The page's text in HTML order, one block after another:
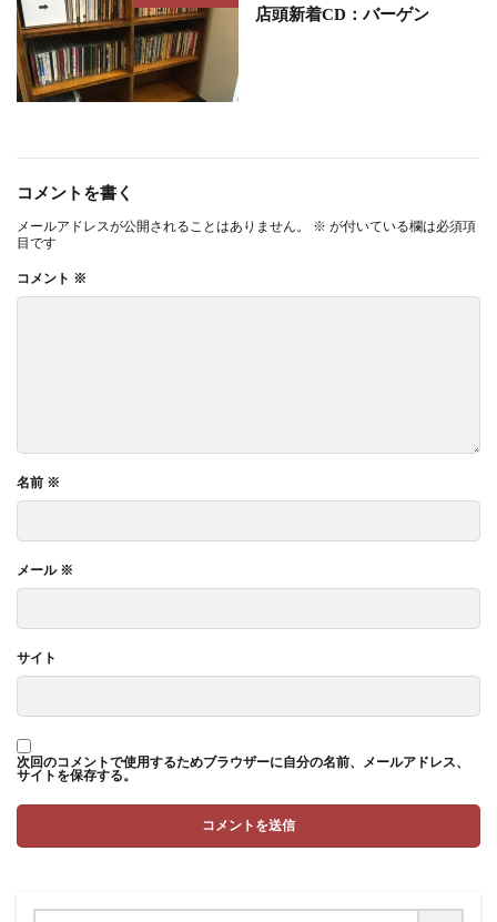
店頭新着CD：バーゲン
コメントを書く
メールアドレスが公開されることはありません。 ※ が付いている欄は必須項
目です
コメント ※
名前 ※
メール ※
サイト
次回のコメントで使用するためブラウザーに自分の名前、メールアドレス、
サイトを保存する。